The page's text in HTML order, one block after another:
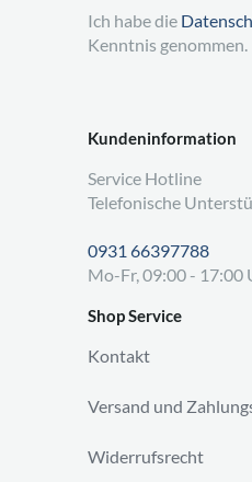
Kundeninformation
Service Hotline
Telefonische
0931 66397788
Mo-Fr, 09:00 - 17:00
Shop Service
Kontakt
Versand und
Widerrufsrecht
Ich habe die
Kenntnis genommen.